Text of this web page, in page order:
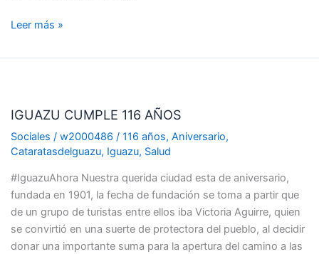
Leer más »
IGUAZU CUMPLE 116 AÑOS
Sociales / w2000486 / 116 años, Aniversario,
Cataratasdelguazu, Iguazu, Salud
#IguazuAhora Nuestra querida ciudad esta de aniversario,
fundada en 1901, la fecha de fundación se toma a partir que
de un grupo de turistas entre ellos iba Victoria Aguirre, quien
se convirtió en una suerte de protectora del pueblo, al decidir
donar una importante suma para la apertura del camino a las
116
AÑOS